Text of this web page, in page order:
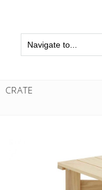
CRATE